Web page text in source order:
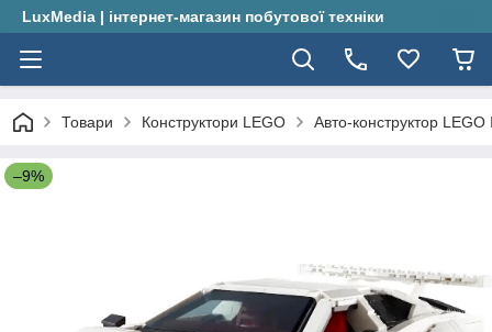
LuxMedia | інтернет-магазин побутової техніки
Товари Конструктори LEGO Авто-конструктор
–9%